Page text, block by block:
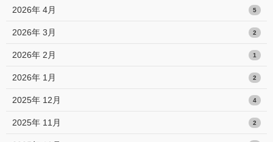
2026年 4月 5
2026年 3月 2
2026年 2月 1
2026年 1月 2
2025年 12月 4
2025年 11月 2